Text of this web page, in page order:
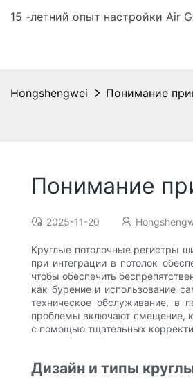
15 -летний опыт настройки Air
Hongshengwei Понимание
Понимание
2025-11-20
Круглые потолочные регистры
при интеграции в потолок
чтобы обеспечить
как бурение и использование
техническое обслуживание,
проблемы включают смещение,
с помощью тщательных
Дизайн и типы